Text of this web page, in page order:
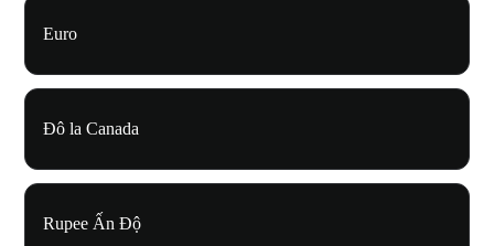
Euro
Đô la Canada
Rupee Ấn Độ